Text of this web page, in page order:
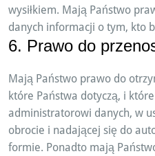
wysiłkiem. Mają Państwo
danych informacji o tym, kto
6. Prawo do
Mają Państwo prawo do
które Państwa dotyczą, i
administratorowi danych, w
obrocie i nadającej się do
formie. Ponadto mają